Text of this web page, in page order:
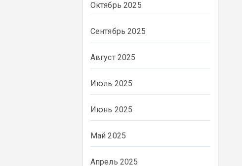
Октябрь 2025
Сентябрь 2025
Август 2025
Июль 2025
Июнь 2025
Май 2025
Апрель 2025
ВЛАСТЬ